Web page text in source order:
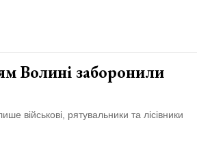
Волині заборонили
військові, рятувальники та лісівники